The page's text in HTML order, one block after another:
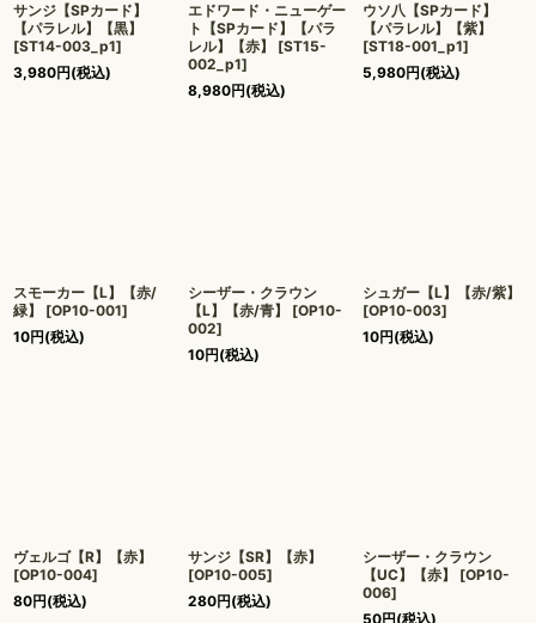
サンジ【SPカード】
【パラレル】【黒】
[ST14-003_p1]
3,980円(税込)
エドワード・ニューゲー
ト【SPカード】【パラ
レル】【赤】
[ST15-
002_p1]
8,980円(税込)
ウソ八【SPカード】
【パラレル】【紫】
[ST18-001_p1]
5,980円(税込)
スモーカー【L】【赤/
緑】
[OP10-001]
10円(税込)
シーザー・クラウン
【L】【赤/青】
[OP10-
002]
10円(税込)
シュガー【L】【赤/紫】
[OP10-003]
10円(税込)
ヴェルゴ【R】【赤】
[OP10-004]
80円(税込)
サンジ【SR】【赤】
[OP10-005]
280円(税込)
シーザー・クラウン
【UC】【赤】
[OP10-
006]
50円(税込)